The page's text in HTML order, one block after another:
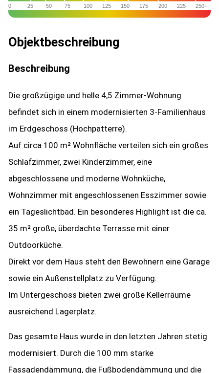
0 25 50 75 100 125 150 175 200 225 250+
Objekt­beschreibung
Beschreibung
Die großzügige und helle 4,5 Zimmer-Wohnung
befindet sich in einem modernisierten 3-Familienhaus
im Erdgeschoss (Hochpatterre).
Auf circa 100 m² Wohnfläche verteilen sich ein großes
Schlafzimmer, zwei Kinderzimmer, eine
abgeschlossene und moderne Wohnküche,
Wohnzimmer mit angeschlossenen Esszimmer sowie
ein Tageslichtbad. Ein besonderes Highlight ist die ca.
35 m² große, überdachte Terrasse mit einer
Outdoorküche.
Direkt vor dem Haus steht den Bewohnern eine Garage
sowie ein Außenstellplatz zu Verfügung.
Im Untergeschoss bieten zwei große Kellerräume
ausreichend Lagerplatz.
Das gesamte Haus wurde in den letzten Jahren stetig
modernisiert. Durch die 100 mm starke
Fassadendämmung, die Fußbodendämmung und die